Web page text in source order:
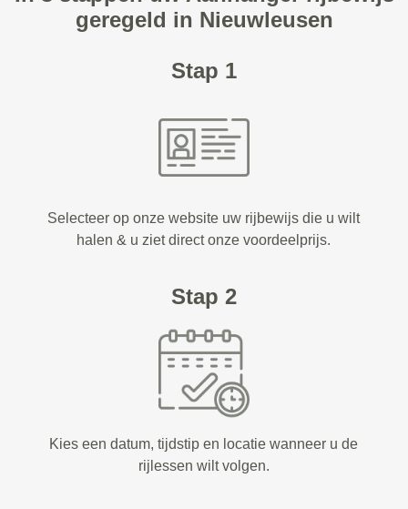
geregeld in Nieuwleusen
Stap 1
Selecteer op onze website uw rijbewijs die u wilt
halen & u ziet direct onze voordeelprijs.
Stap 2
Kies een datum, tijdstip en locatie wanneer u de
rijlessen wilt volgen.